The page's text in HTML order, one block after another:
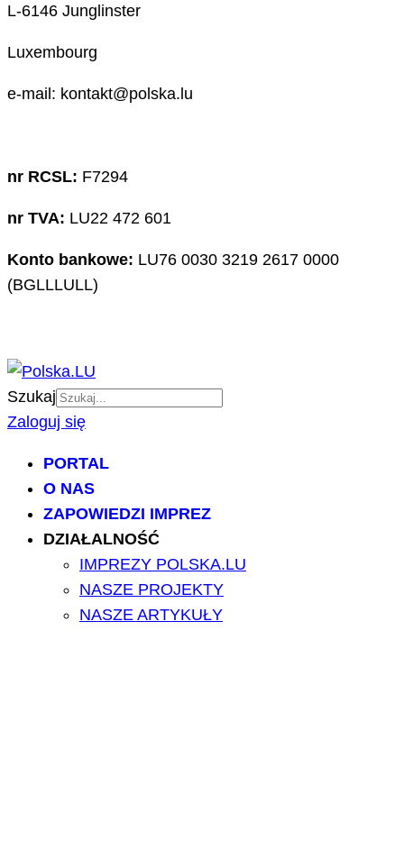
L-6146 Junglinster
Luxembourg
e-mail: kontakt@polska.lu
nr RCSL: F7294
nr TVA: LU22 472 601
Konto bankowe: LU76 0030 3219 2617 0000
(BGLLLULL)
Szukaj
Zaloguj się
PORTAL
O NAS
ZAPOWIEDZI IMPREZ
DZIAŁALNOŚĆ
IMPREZY POLSKA.LU
NASZE PROJEKTY
NASZE ARTYKUŁY